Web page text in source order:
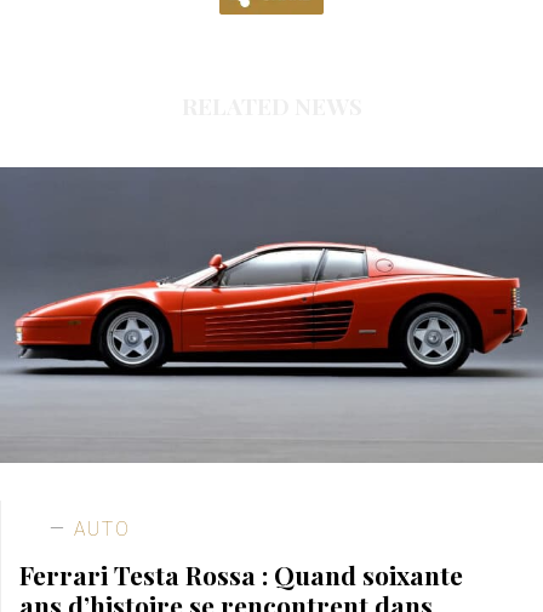
AUTO
Ferrari Testa Rossa : Quand soixante
ans d’histoire se rencontrent dans